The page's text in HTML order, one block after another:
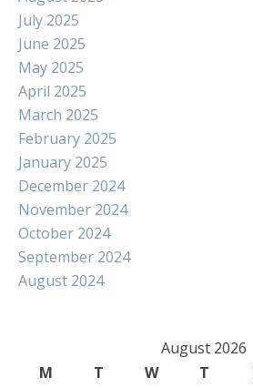
July 2025
June 2025
May 2025
April 2025
March 2025
February 2025
January 2025
December 2024
November 2024
October 2024
September 2024
August 2024
August 2026
M
T W T